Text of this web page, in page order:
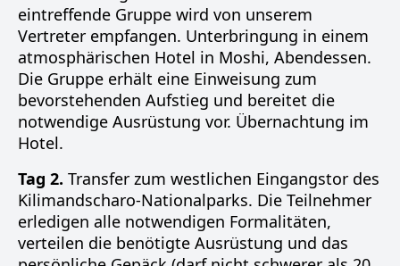
eintreffende Gruppe wird von unserem
Vertreter empfangen. Unterbringung in einem
atmosphärischen Hotel in Moshi, Abendessen.
Die Gruppe erhält eine Einweisung zum
bevorstehenden Aufstieg und bereitet die
notwendige Ausrüstung vor. Übernachtung im
Hotel.
Tag 2. Transfer zum westlichen Eingangstor des
Kilimandscharo-Nationalparks. Die Teilnehmer
erledigen alle notwendigen Formalitäten,
verteilen die benötigte Ausrüstung und das